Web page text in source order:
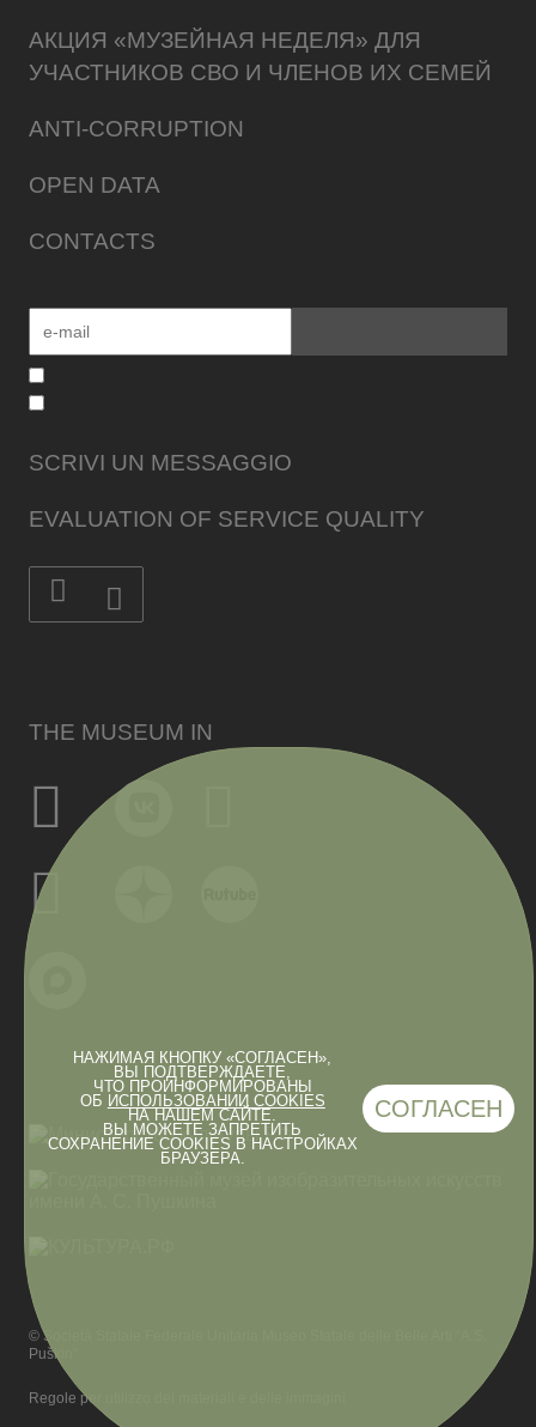
НАЖИМАЯ КНОПКУ «СОГЛАСЕН»,
ВЫ ПОДТВЕРЖДАЕТЕ,
ЧТО ПРОИНФОРМИРОВАНЫ
ОБ ИСПОЛЬЗОВАНИИ COOKIES
НА НАШЕМ САЙТЕ.
ВЫ МОЖЕТЕ ЗАПРЕТИТЬ
СОХРАНЕНИЕ COOKIES В НАСТРОЙКАХ
БРАУЗЕРА.
СОГЛАСЕН
АКЦИЯ «МУЗЕЙНАЯ НЕДЕЛЯ» ДЛЯ
УЧАСТНИКОВ СВО И ЧЛЕНОВ ИХ СЕМЕЙ
ANTI-CORRUPTION
OPEN DATA
CONTACTS
THE MUSEUM IN
SCRIVI UN MESSAGGIO
EVALUATION OF SERVICE QUALITY
© Società Statale Federale Unitaria Museo Statale delle Belle Arti “A.S.
Puškin”
Regole per utilizzo dei materiali e delle immagini